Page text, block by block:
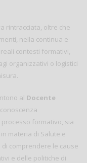
rintracciata, oltre che
nella continua e
contesti formativi,
organizzativi o logistici
al Docente
formativo, sia
materia di Salute e
comprendere le cause
e delle politiche di